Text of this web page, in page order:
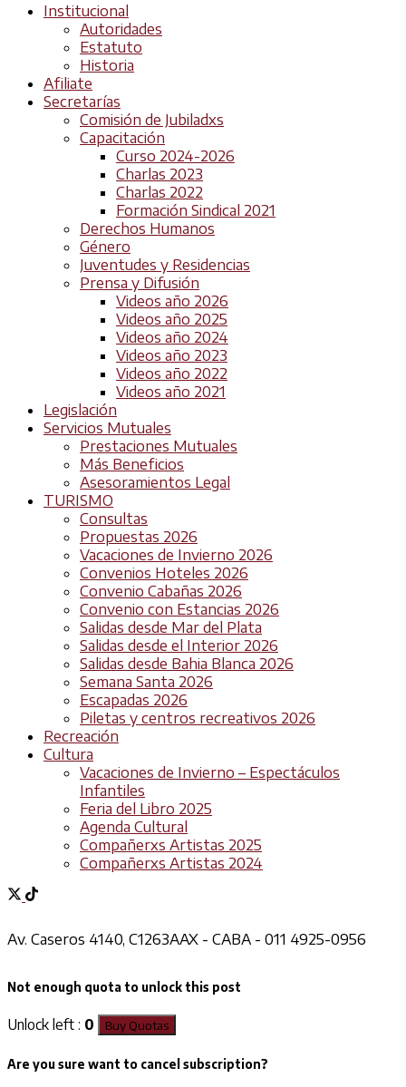
Institucional
Autoridades
Estatuto
Historia
Afiliate
Secretarías
Comisión de Jubiladxs
Capacitación
Curso 2024-2026
Charlas 2023
Charlas 2022
Formación Sindical 2021
Derechos Humanos
Género
Juventudes y Residencias
Prensa y Difusión
Videos año 2026
Videos año 2025
Videos año 2024
Videos año 2023
Videos año 2022
Videos año 2021
Legislación
Servicios Mutuales
Prestaciones Mutuales
Más Beneficios
Asesoramientos Legal
TURISMO
Consultas
Propuestas 2026
Vacaciones de Invierno 2026
Convenios Hoteles 2026
Convenio Cabañas 2026
Convenio con Estancias 2026
Salidas desde Mar del Plata
Salidas desde el Interior 2026
Salidas desde Bahia Blanca 2026
Semana Santa 2026
Escapadas 2026
Piletas y centros recreativos 2026
Recreación
Cultura
Vacaciones de Invierno – Espectáculos
Infantiles
Feria del Libro 2025
Agenda Cultural
Compañerxs Artistas 2025
Compañerxs Artistas 2024
Av. Caseros 4140, C1263AAX - CABA - 011 4925-0956
Not enough quota to unlock this post
Unlock left : 0 Buy Quotas
Are you sure want to cancel subscription?